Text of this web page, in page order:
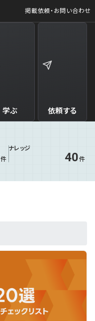
掲載依頼・お問い合わせ
学ぶ 依頼する
件
ナレッジ
40件